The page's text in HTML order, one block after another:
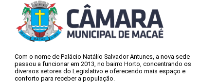
Com o nome de Palácio Natálio Salvador Antunes, a nova sede
passou a funcionar em 2013, no bairro Horto, concentrando os
diversos setores do Legislativo e oferecendo mais espaço e
conforto para receber a população.